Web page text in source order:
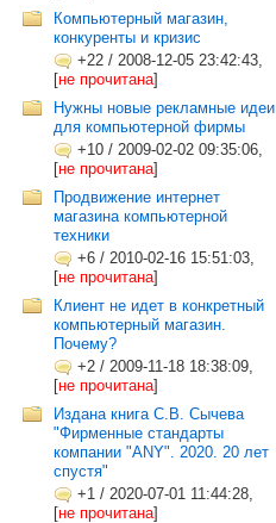
Компьютерный магазин,
конкуренты и кризис
+22 / 2008-12-05 23:42:43,
[не прочитана]
Нужны новые рекламные идеи
для компьютерной фирмы
+10 / 2009-02-02 09:35:06,
[не прочитана]
Продвижение интернет
магазина компьютерной
техники
+6 / 2010-02-16 15:51:03,
[не прочитана]
Клиент не идет в конкретный
компьютерный магазин.
Почему?
+2 / 2009-11-18 18:38:09,
[не прочитана]
Издана книга С.В. Сычева
"Фирменные стандарты
компании "ANY". 2020. 20 лет
спустя"
+1 / 2020-07-01 11:44:28,
[не прочитана]